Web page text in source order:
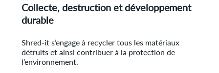
Collecte, destruction et développement
durable
Shred-it s’engage à recycler tous les matériaux
détruits et ainsi contribuer à la protection de
l’environnement.